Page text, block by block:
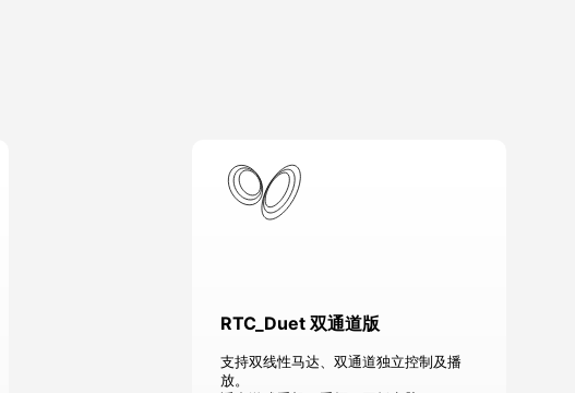
RTC_Duet 双通道版
支持双线性马达、双通道独立控制及播
放。